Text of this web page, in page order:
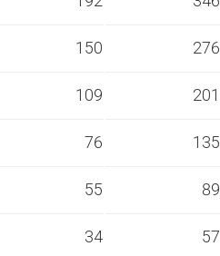
150 276
109 201
76 135
55 89
34 57